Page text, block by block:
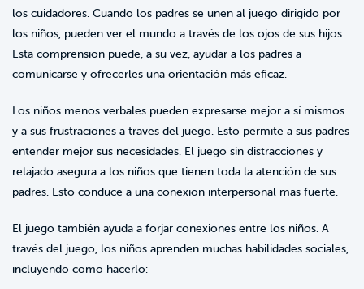
los cuidadores. Cuando los padres se unen al juego dirigido por
los niños, pueden ver el mundo a través de los ojos de sus hijos.
Esta comprensión puede, a su vez, ayudar a los padres a
comunicarse y ofrecerles una orientación más eficaz.
Los niños menos verbales pueden expresarse mejor a sí mismos
y a sus frustraciones a través del juego. Esto permite a sus padres
entender mejor sus necesidades. El juego sin distracciones y
relajado asegura a los niños que tienen toda la atención de sus
padres. Esto conduce a una conexión interpersonal más fuerte.
El juego también ayuda a forjar conexiones entre los niños. A
través del juego, los niños aprenden muchas habilidades sociales,
incluyendo cómo hacerlo: